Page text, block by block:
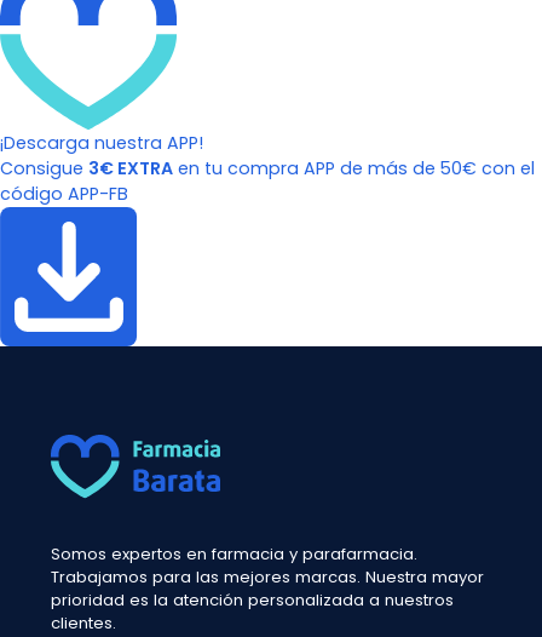
¡Descarga nuestra APP!
Consigue 3€ EXTRA en tu compra APP de más de 50€ con el
código APP-FB
Somos expertos en farmacia y parafarmacia.
Trabajamos para las mejores marcas. Nuestra mayor
prioridad es la atención personalizada a nuestros
clientes.